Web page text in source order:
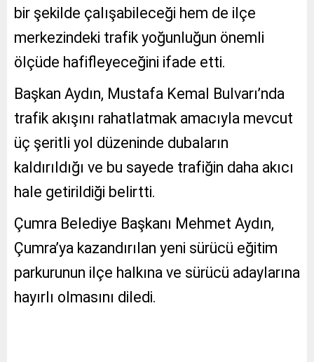
bir şekilde çalışabileceği hem de ilçe
merkezindeki trafik yoğunluğun önemli
ölçüde hafifleyeceğini ifade etti.
Başkan Aydın, Mustafa Kemal Bulvarı’nda
trafik akışını rahatlatmak amacıyla mevcut
üç şeritli yol düzeninde dubaların
kaldırıldığı ve bu sayede trafiğin daha akıcı
hale getirildiği belirtti.
Çumra Belediye Başkanı Mehmet Aydın,
Çumra’ya kazandırılan yeni sürücü eğitim
parkurunun ilçe halkına ve sürücü adaylarına
hayırlı olmasını diledi.